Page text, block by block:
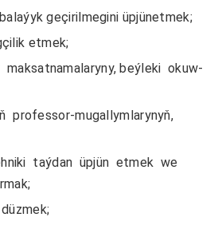
geçirilmegini üpjünetmek;
etmek;
beýleki okuw-
mugallymlarynyň,
taýdan üpjün etmek we